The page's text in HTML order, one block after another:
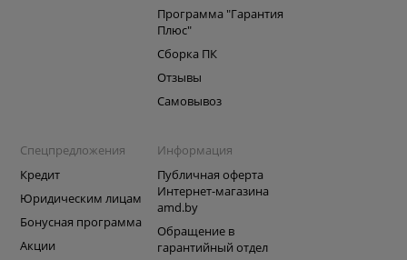
Программа "Гарантия
Плюс"
Сборка ПК
Отзывы
Самовывоз
Спецпредложения
Кредит
Юридическим лицам
Бонусная программа
Акции
Информация
Публичная оферта
Интернет-магазина
amd.by
Обращение в
гарантийный отдел